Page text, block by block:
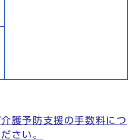
護予防支援の手数料につ
さい。